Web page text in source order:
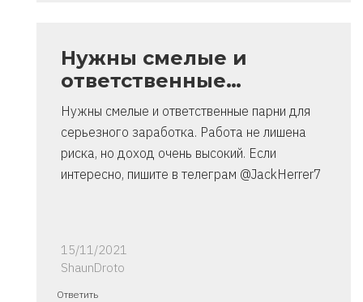
очень
от
Нужны смелые и
ответственные…
Нужны смелые и ответственные парни для
серьезного заработка. Работа не лишена
риска, но доход очень высокий. Если
интересно, пишите в телеграм @JackHerrer7
15/11/2021
ShaunDroto
Ответ
Ответить